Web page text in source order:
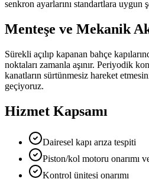
senkron ayarlarını standartlara uygun
Menteşe ve Mekanik
Sürekli açılıp kapanan bahçe
noktaları zamanla aşınır. Periyodik
kanatların sürtünmesiz hareket
geçiyoruz.
Hizmet Kapsamı
Dairesel kapı arıza tespiti
Piston/kol motoru onarımı
Kontrol ünitesi onarımı